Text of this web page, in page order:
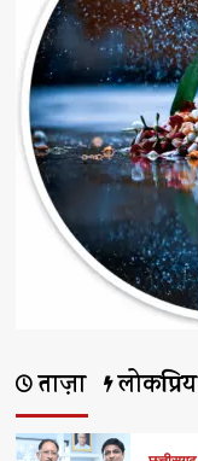
ताज़ा लोकप्रिय